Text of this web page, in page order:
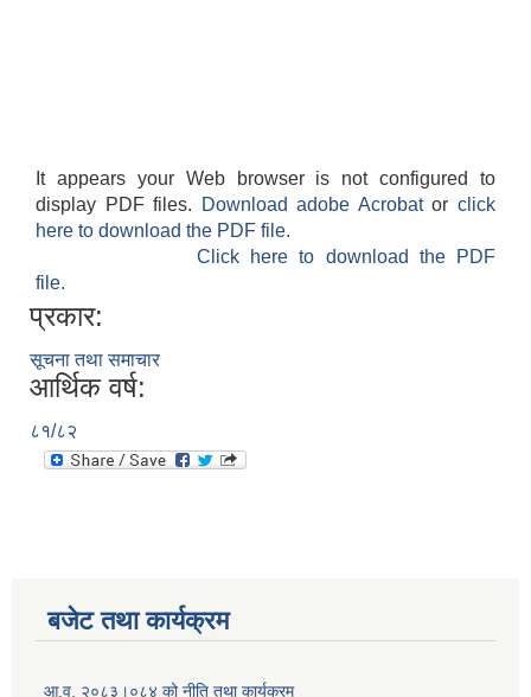
It appears your Web browser is not configured to
display PDF files.
Download adobe Acrobatorclick
here to download the PDF file.
Click here to download the PDF
file.
प्रकार:
सूचना तथा समाचार
आर्थिक वर्ष:
८१/८२
बजेट तथा कार्यक्रम
आ.व. २०८३।०८४ को नीति तथा कार्यक्रम